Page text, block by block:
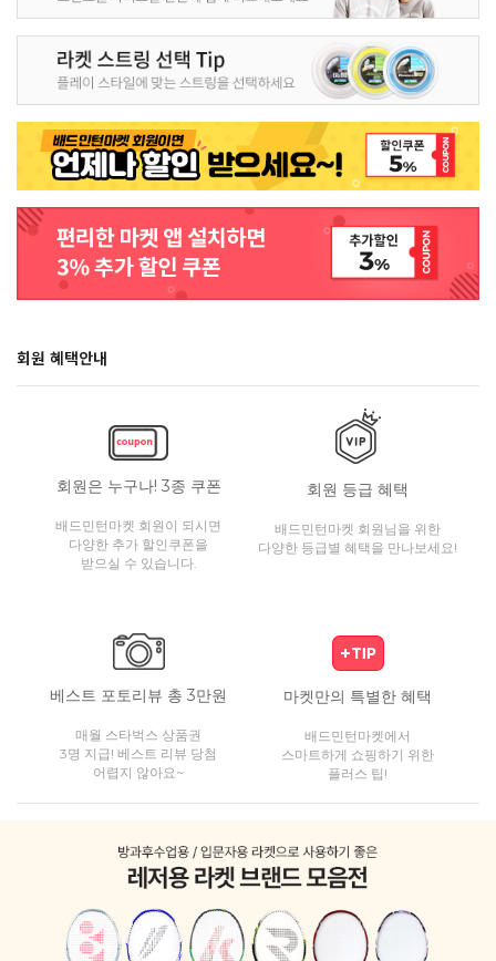
회원 혜택안내
회원은 누구나! 3종 쿠폰
배드민턴마켓 회원이 되시면
다양한 추가 할인쿠폰을
받으실 수 있습니다.
회원 등급 혜택
배드민턴마켓 회원님을 위한
다양한 등급별 혜택을 만나보세요!
베스트 포토리뷰 총 3만원
매월 스타벅스 상품권
3명 지급! 베스트 리뷰 당첨
어렵지 않아요~
마켓만의 특별한 혜택
배드민턴마켓에서
스마트하게 쇼핑하기 위한
플러스 팁!